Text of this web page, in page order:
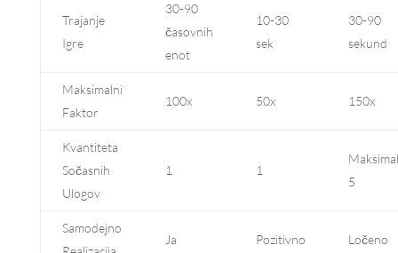
Trajanje
Igre
30-90
časovnih
enot
10-30
sek
30-90
sekund
Maksimalni
Faktor
100x 50x 150x
Kvantiteta
Sočasnih
Ulogov
1 1
5
Samodejno
Ja Pozitivno Ločeno